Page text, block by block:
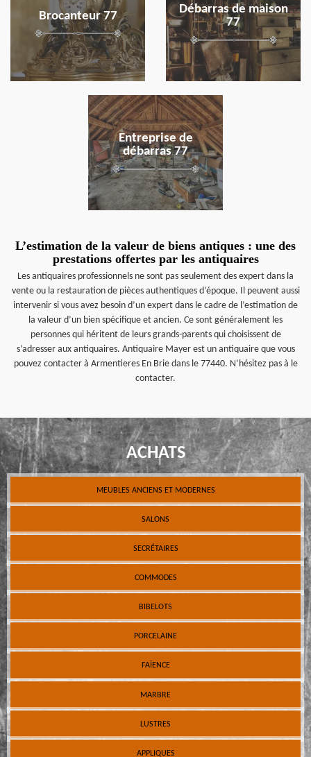
Brocanteur 77
Débarras de maison
77
Entreprise de
débarras 77
en savoir plus
L’estimation de la valeur de biens antiques : une des
prestations offertes par les antiquaires
Les antiquaires professionnels ne sont pas seulement des expert dans la
vente ou la restauration de pièces authentiques d’époque. Il peuvent aussi
intervenir si vous avez besoin d’un expert dans le cadre de l’estimation de
la valeur d’un bien spécifique et ancien. Ce sont généralement les
personnes qui héritent de leurs grands-parents qui choisissent de
s’adresser aux antiquaires. Antiquaire Mayer est un antiquaire que vous
pouvez contacter à Armentieres En Brie dans le 77440. N’hésitez pas à le
contacter.
ACHATS
MEUBLES ANCIENS ET MODERNES
SALONS
SECRÉTAIRES
COMMODES
BIBELOTS
PORCELAINE
FAÏENCE
MARBRE
LUSTRES
APPLIQUES